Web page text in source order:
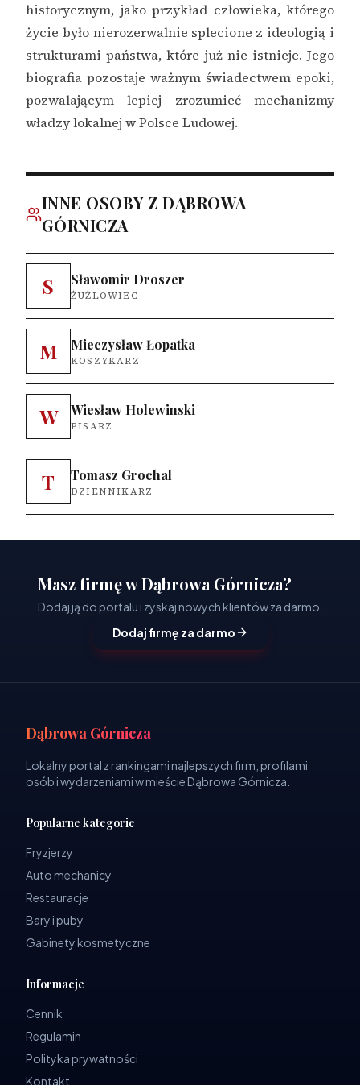
historycznym, jako przykład człowieka, którego
życie było nierozerwalnie splecione z ideologią i
strukturami państwa, które już nie istnieje. Jego
biografia pozostaje ważnym świadectwem epoki,
pozwalającym lepiej zrozumieć mechanizmy
władzy lokalnej w Polsce Ludowej.
INNE OSOBY Z DĄBROWA
GÓRNICZA
S Sławomir Droszer
ŻUŻLOWIEC
M Mieczysław Łopatka
KOSZYKARZ
W Wiesław Holewinski
PISARZ
T Tomasz Grochal
DZIENNIKARZ
Masz firmę w Dąbrowa Górnicza?
Dodaj ją do portalu i zyskaj nowych klientów za darmo.
Dodaj firmę za darmo
Dąbrowa Górnicza
Lokalny portal z rankingami najlepszych firm, profilami
osób i wydarzeniami w mieście Dąbrowa Górnicza.
Popularne kategorie
Fryzjerzy
Auto mechanicy
Restauracje
Bary i puby
Gabinety kosmetyczne
Informacje
Cennik
Regulamin
Polityka prywatności
Kontakt